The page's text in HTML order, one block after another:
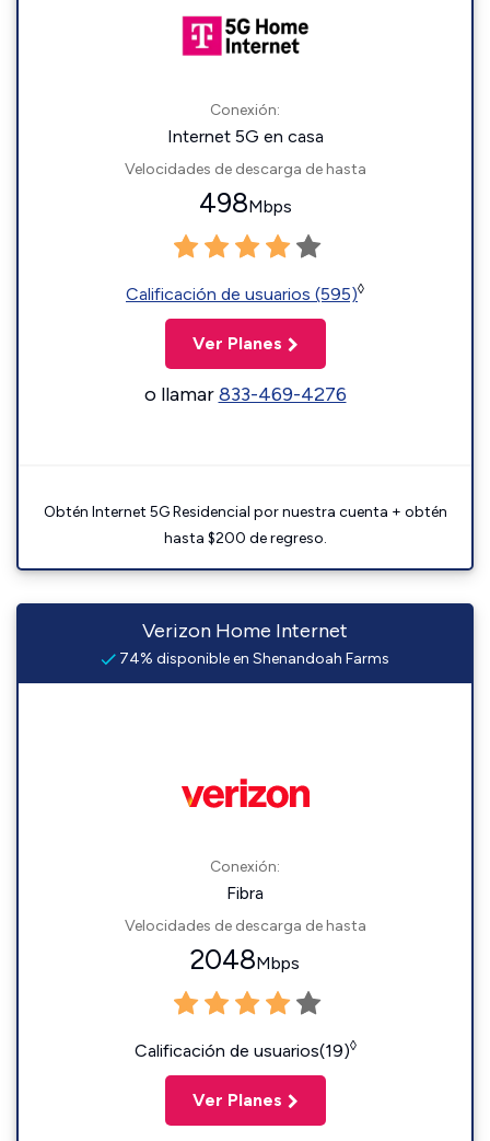
Conexión:
Internet 5G en casa
Velocidades de descarga de hasta
498Mbps
Calificación de usuarios (595)◊
Ver Planes
o llamar833-469-4276
Obtén Internet 5G Residencial por nuestra cuenta + obtén
hasta $200 de regreso.
Verizon Home Internet
74% disponible en Shenandoah Farms
Conexión:
Fibra
Velocidades de descarga de hasta
2048Mbps
Calificación de usuarios(19)◊
Ver Planes